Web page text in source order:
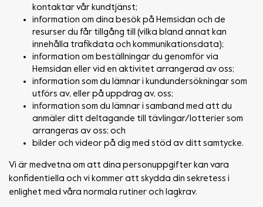
kontaktar vår kundtjänst;
information om dina besök på Hemsidan och de
resurser du får tillgång till (vilka bland annat kan
innehålla trafikdata och kommunikationsdata);
information om beställningar du genomför via
Hemsidan eller vid en aktivitet arrangerad av oss;
information som du lämnar i kundundersökningar som
utförs av, eller på uppdrag av, oss;
information som du lämnar i samband med att du
anmäler ditt deltagande till tävlingar/lotterier som
arrangeras av oss; och
bilder och videor på dig med stöd av ditt samtycke.
Vi är medvetna om att dina personuppgifter kan vara
konfidentiella och vi kommer att skydda din sekretess i
enlighet med våra normala rutiner och lagkrav.